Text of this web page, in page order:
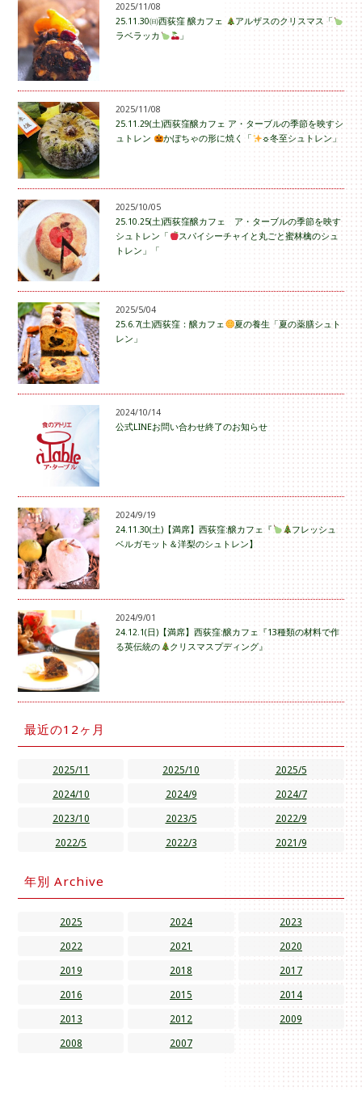
2025/11/08
25.11.30㈰西荻窪 醸カフェ
アルザスのクリスマス「
ラベラッカ
」
2025/11/08
25.11.29(土)西荻窪醸カフェ ア・ターブルの季節を映すシ
ュトレン
かぼちゃの形に焼く「 ☼冬至シュトレン」
2025/10/05
25.10.25(土)西荻窪醸カフェ ア・ターブルの季節を映す
シュトレン「
スパイシーチャイと丸ごと蜜林檎のシュ
トレン」「
2025/5/04
25.6.7(土)西荻窪：醸カフェ
夏の養生「夏の薬膳シュト
レン」
2024/10/14
公式LINEお問い合わせ終了のお知らせ
2024/9/19
24.11.30(土)【満席】西荻窪:醸カフェ『
フレッシュ
ベルガモット＆洋梨のシュトレン】
2024/9/01
24.12.1(日)【満席】西荻窪:醸カフェ『13種類の材料で作
る英伝統の
クリスマスプディング』
最近の12ヶ月
2025/11 2025/10
2025/5
2024/10
2024/9
2024/7
2023/10
2023/5
2022/9
2022/5
2022/3 2021/9
年別 Archive
2025 2024
2023
2022
2021
2020
2019
2018
2017
2016
2015
2014
2013
2012
2009
2008
2007